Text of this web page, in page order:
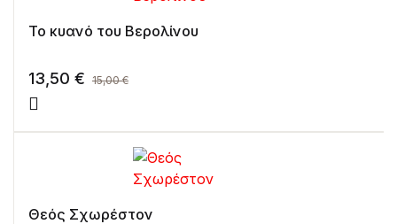
Το κυανό του Βερολίνου
13,50 € 15,00€
Θεός Σχωρέστον